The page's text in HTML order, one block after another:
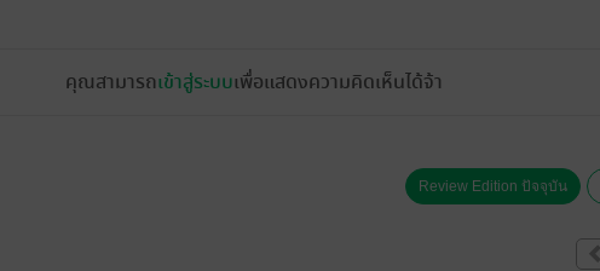
คุณสามารถเข้าสู่ระบบเพื่อแสดงความคิดเห็นได้จ้า
Review Edition ปัจจุบัน